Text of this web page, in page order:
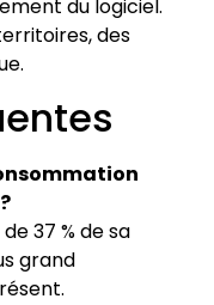
du logiciel.
des
37 % de sa
grand